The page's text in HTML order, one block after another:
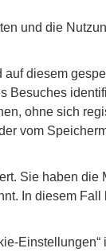
und die
diesem
Besuches
ohne sich
vom
Sie haben die
In diesem